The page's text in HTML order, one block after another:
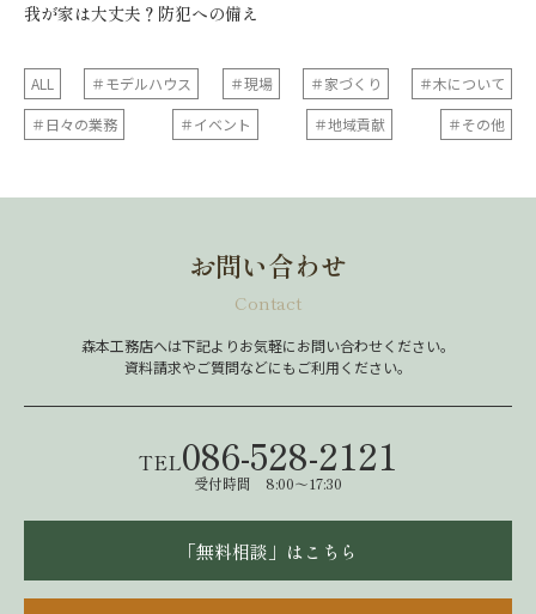
我が家は大丈夫？防犯への備え
ALL ＃モデルハウス ＃現場 ＃家づくり
＃木について
＃日々の業務
＃イベント ＃地域貢献 ＃その他
お問い合わせ
Contact
森本工務店へは下記よりお気軽にお問い合わせください。
資料請求やご質問などにもご利用ください。
TEL086-528-2121
受付時間 8:00～17:30
「無料相談」はこちら